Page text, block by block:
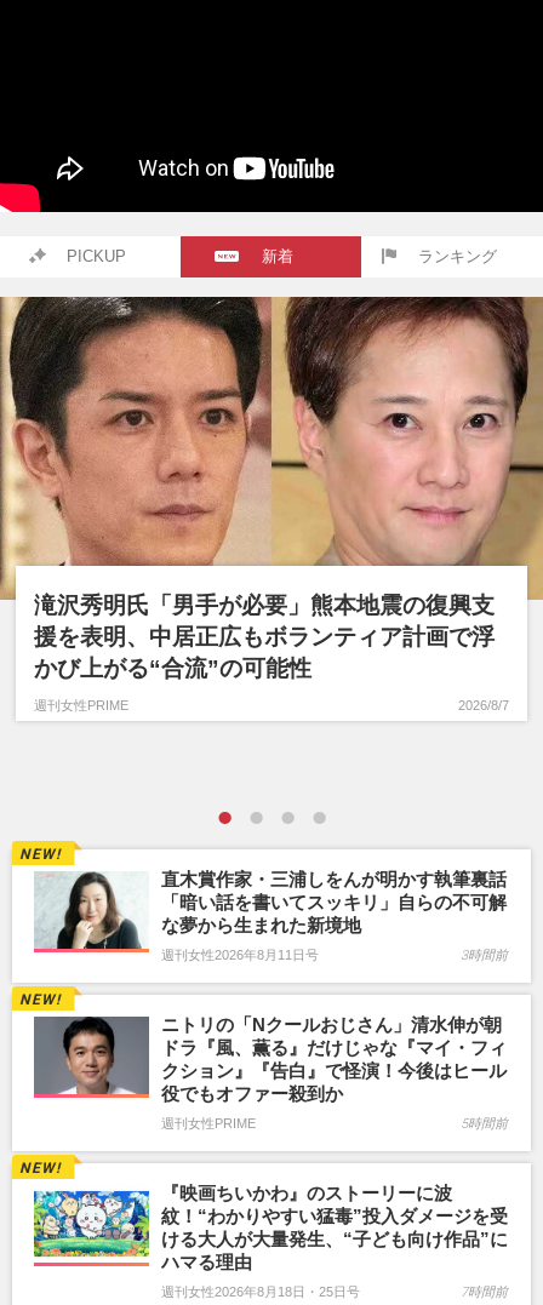
PICKUP 新着 ランキング
滝沢秀明氏「男手が必要」熊本地震の復興支
援を表明、中居正広もボランティア計画で浮
かび上がる“合流”の可能性
週刊女性PRIME 2026/8/7
直木賞作家・三浦しをんが明かす執筆裏話
「暗い話を書いてスッキリ」自らの不可解
な夢から生まれた新境地
週刊女性2026年8月11日号 3時間前
ニトリの「Nクールおじさん」清水伸が朝
ドラ『風、薫る』だけじゃな『マイ・フィ
クション』『告白』で怪演！今後はヒール
役でもオファー殺到か
週刊女性PRIME 5時間前
『映画ちいかわ』のストーリーに波
紋！“わかりやすい猛毒”投入ダメージを受
ける大人が大量発生、“子ども向け作品”に
ハマる理由
週刊女性2026年8月18日・25日号 7時間前